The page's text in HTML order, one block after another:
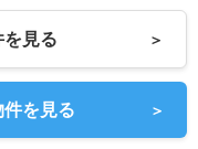
から
見る ＞
を見る ＞